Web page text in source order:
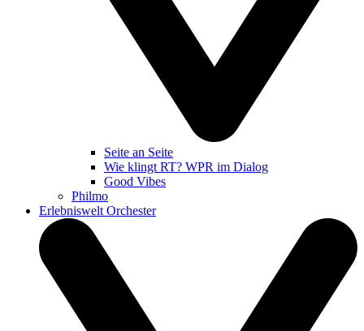
Seite an Seite
Wie klingt RT? WPR im Dialog
Good Vibes
Philmo
Erlebniswelt Orchester